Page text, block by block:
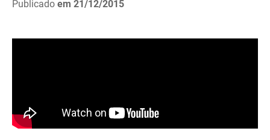
Publicado em 21/12/2015